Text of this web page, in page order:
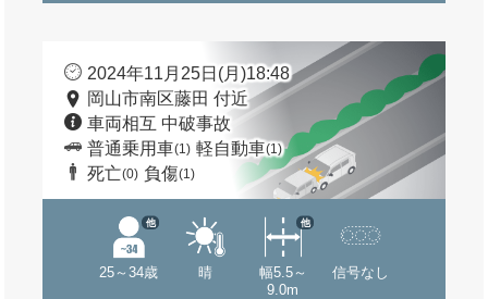
2024年11月25日(月)18:48
岡山市南区藤田 付近
車両相互 中破事故
普通乗用車(1) 軽自動車(1)
死亡(0) 負傷(1)
25～34歳
他
晴
幅5.5～
9.0m
他
信号なし